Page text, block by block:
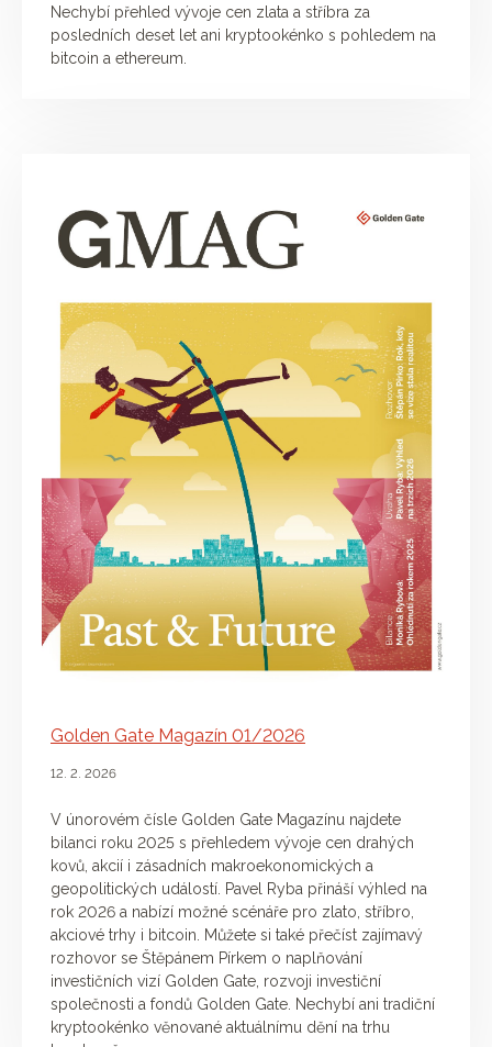
Nechybí přehled vývoje cen zlata a stříbra za
posledních deset let ani kryptookénko s pohledem na
bitcoin a ethereum.
Golden Gate Magazín 01/2026
12. 2. 2026
V únorovém čísle Golden Gate Magazínu najdete
bilanci roku 2025 s přehledem vývoje cen drahých
kovů, akcií i zásadních makroekonomických a
geopolitických událostí. Pavel Ryba přináší výhled na
rok 2026 a nabízí možné scénáře pro zlato, stříbro,
akciové trhy i bitcoin. Můžete si také přečíst zajímavý
rozhovor se Štěpánem Pírkem o naplňování
investičních vizí Golden Gate, rozvoji investiční
společnosti a fondů Golden Gate. Nechybí ani tradiční
kryptookénko věnované aktuálnímu dění na trhu